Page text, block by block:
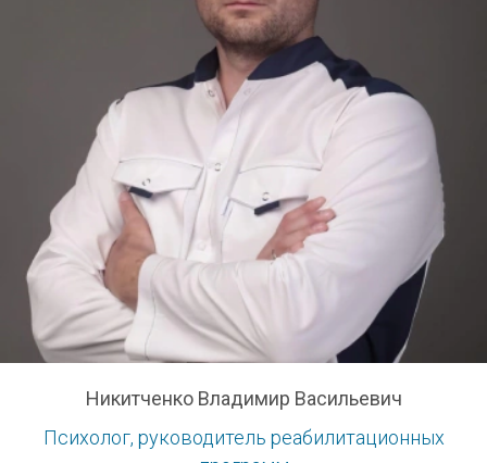
Никитченко Владимир Васильевич
Психолог, руководитель реабилитационных